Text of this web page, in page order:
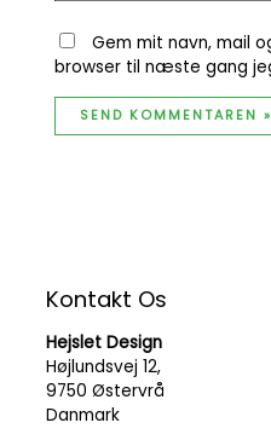
Gem mit navn, mail
browser til næste gang
Kontakt Os
Hejslet Design
Højlundsvej 12,
9750 Østervrå
Danmark